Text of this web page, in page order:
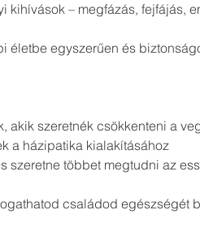
– megfázás, fejfájás,
életbe egyszerűen és
akik szeretnék csökkenteni a
a házipatika kialakításához
szeretne többet megtudni az
családod egészségét